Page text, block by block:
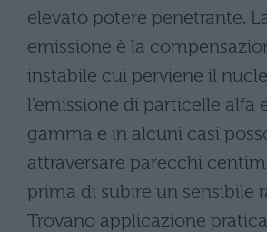
elevato potere penetrante.
emissione è la
instabile cui perviene il
l’emissione di particelle alfa
gamma e in alcuni casi
attraversare parecchi
prima di subire un sensibile
Trovano applicazione